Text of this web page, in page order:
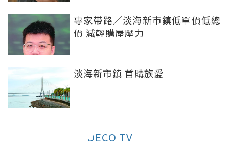
專家帶路／淡海新市鎮低單價低總
價 減輕購屋壓力
淡海新市鎮 首購族愛